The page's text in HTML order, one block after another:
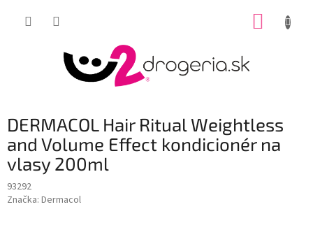
DERMACOL Hair Ritual Weightless
and Volume Effect kondicionér na
vlasy 200ml
93292
Značka: Dermacol